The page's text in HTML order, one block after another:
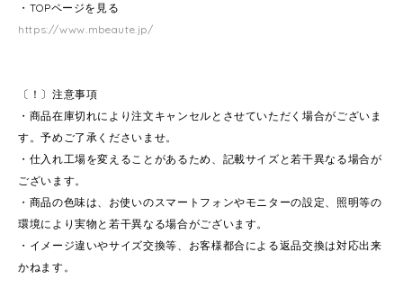
・TOPページを見る
https://www.mbeaute.jp/
〔！〕注意事項
・商品在庫切れにより注文キャンセルとさせていただく場合がございま
す。予めご了承くださいませ。
・仕入れ工場を変えることがあるため、記載サイズと若干異なる場合が
ございます。
・商品の色味は、お使いのスマートフォンやモニターの設定、照明等の
環境により実物と若干異なる場合がございます。
・イメージ違いやサイズ交換等、お客様都合による返品交換は対応出来
かねます。